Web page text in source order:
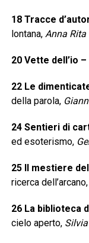
18 Tracce
lontana, Anna Rita
20 Vette dell’io –
22 Le
della parola,
24 Sentieri di
ed esoterismo,
25 Il mestiere
ricerca dell’arcano,
26 La biblioteca
cielo aperto,